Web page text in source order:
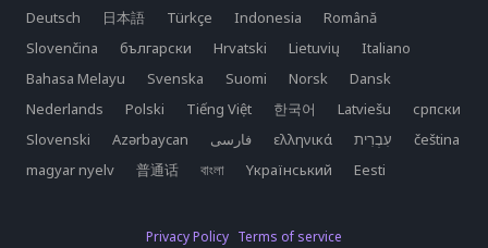
Deutsch
日本語 Türkçe Indonesia
Română
Slovenčina
български Hrvatski Lietuvių
Italiano
Bahasa Melayu
Svenska Suomi Norsk
Dansk
Nederlands
Polski Tiếng Việt 한국어 Latviešu
српски
Slovenski
Azərbaycan فارسی ελληνικά
čeština
magyar nyelv
普通话 বাংলা Yкраїнський Eesti
Privacy Policy Terms of service